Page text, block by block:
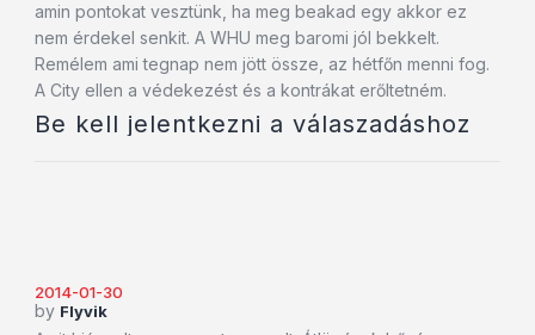
amin pontokat vesztünk, ha meg beakad egy akkor ez
nem érdekel senkit. A WHU meg baromi jól bekkelt.
Remélem ami tegnap nem jött össze, az hétfőn menni fog.
A City ellen a védekezést és a kontrákat erőltetném.
Be kell jelentkezni a válaszadáshoz
2014-01-30
by Flyvik